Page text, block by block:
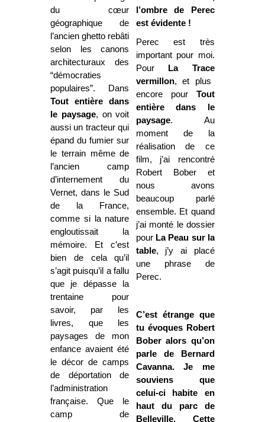
du cœur
géographique de
l’ancien ghetto rebâti
selon les canons
architecturaux des
“démocraties
populaires”. Dans
Tout entière dans
le paysage, on voit
aussi un tracteur qui
épand du fumier sur
le terrain même de
l’ancien camp
d’internement du
Vernet, dans le Sud
de la France,
comme si la nature
engloutissait la
mémoire. Et c’est
bien de cela qu’il
s’agit puisqu’il a fallu
que je dépasse la
trentaine pour
savoir, par les
livres, que les
paysages de mon
enfance avaient été
le décor de camps
de déportation de
l’administration
française. Que le
camp de
l’ombre de Perec
est évidente !
Perec est très
important pour moi.
Pour
La Trace
vermillon, et plus
encore pour Tout
entière dans le
paysage. Au
moment de la
réalisation de ce
film, j’ai rencontré
Robert Bober et
nous avons
beaucoup parlé
ensemble. Et quand
j’ai monté le dossier
pour La Peau sur la
table, j’y ai placé
une phrase de
Perec.
C’est étrange que
tu évoques Robert
Bober alors qu’on
parle de Bernard
Cavanna. Je me
souviens que
celui-ci habite en
haut du parc de
Belleville. Cette